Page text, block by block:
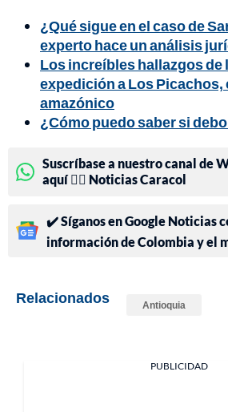
¿Qué sigue en el caso de
experto hace un análisis
Los increíbles hallazgos de
expedición a Los Picachos,
amazónico
¿Cómo puedo saber si
Suscríbase a nuestro canal de
aquí 👉🏻 Noticias Caracol
✔️ Síganos en Google Noticias
información de Colombia y el
Relacionados Antioquia
PUBLICIDAD